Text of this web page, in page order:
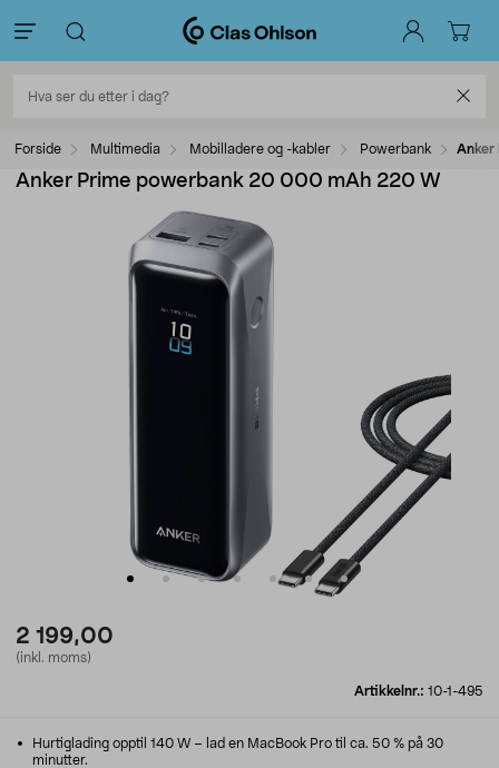
Forside Multimedia Mobilladere og -kabler Powerbank Anker
Anker Prime powerbank 20 000 mAh 220 W
2 199,00
(inkl. moms)
Artikkelnr.: 10-1-495
Hurtiglading opptil 140 W – lad en MacBook Pro til ca. 50 % på 30
minutter.